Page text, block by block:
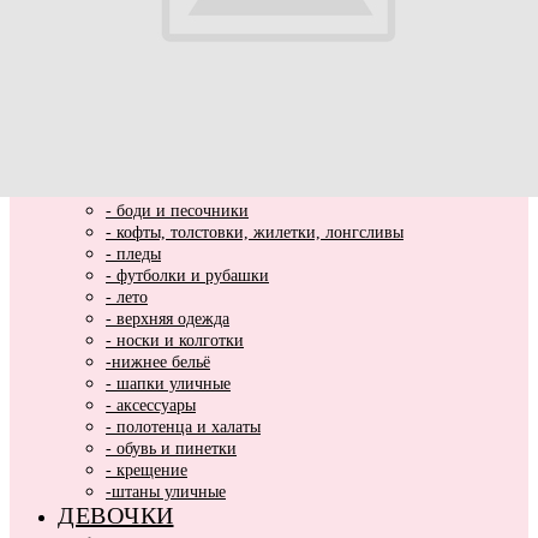
- боди и песочники
- кофты, толстовки, жилетки, лонгсливы
- пледы
- футболки и рубашки
- лето
- верхняя одежда
- носки и колготки
-нижнее бельё
- шапки уличные
- аксессуары
- полотенца и халаты
- обувь и пинетки
- крещение
-штаны уличные
ДЕВОЧКИ